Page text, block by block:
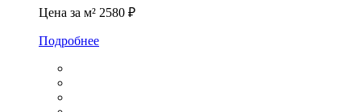
Цена за м² 2580 ₽
Подробнее